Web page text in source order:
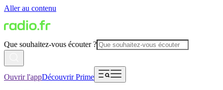
Aller au contenu
Que souhaitez-vous écouter ?
Ouvrir l'appDécouvrir Prime